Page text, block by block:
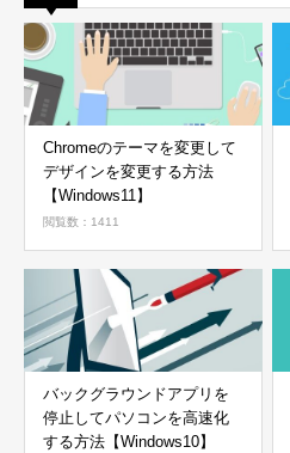
Chromeのテーマを変更して
デザインを変更する方法
【Windows11】
閲覧数：1411
バックグラウンドアプリを
停止してパソコンを高速化
する方法【Windows10】